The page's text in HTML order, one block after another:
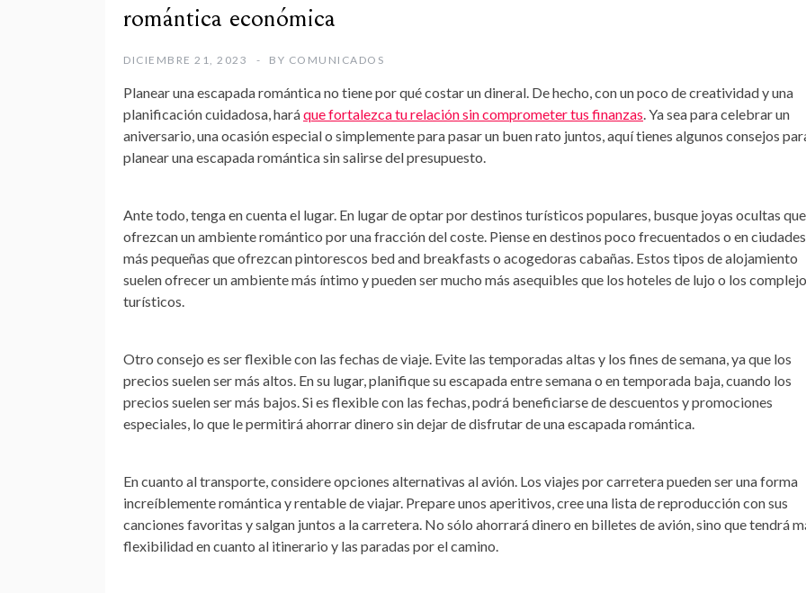
romántica económica
DICIEMBRE 21, 2023 BY COMUNICADOS
Planear una escapada romántica no tiene por qué costar un dineral. De hecho, con un poco de creatividad y una
planificación cuidadosa, haráque fortalezca tu relación sin comprometer tus finanzas . Ya sea para celebrar un
aniversario, una ocasión especial o simplemente para pasar un buen rato juntos, aquí tienes algunos consejos
planear una escapada romántica sin salirse del presupuesto.
Ante todo, tenga en cuenta el lugar. En lugar de optar por destinos turísticos populares, busque joyas ocultas que
ofrezcan un ambiente romántico por una fracción del coste. Piense en destinos poco frecuentados o en ciudades
más pequeñas que ofrezcan pintorescos bed and breakfasts o acogedoras cabañas. Estos tipos de alojamiento
suelen ofrecer un ambiente más íntimo y pueden ser mucho más asequibles que los hoteles de lujo o los
turísticos.
Otro consejo es ser flexible con las fechas de viaje. Evite las temporadas altas y los fines de semana, ya que los
precios suelen ser más altos. En su lugar, planifique su escapada entre semana o en temporada baja, cuando los
precios suelen ser más bajos. Si es flexible con las fechas, podrá beneficiarse de descuentos y promociones
especiales, lo que le permitirá ahorrar dinero sin dejar de disfrutar de una escapada romántica.
En cuanto al transporte, considere opciones alternativas al avión. Los viajes por carretera pueden ser una forma
increíblemente romántica y rentable de viajar. Prepare unos aperitivos, cree una lista de reproducción con sus
canciones favoritas y salgan juntos a la carretera. No sólo ahorrará dinero en billetes de avión, sino que tendrá
flexibilidad en cuanto al itinerario y las paradas por el camino.